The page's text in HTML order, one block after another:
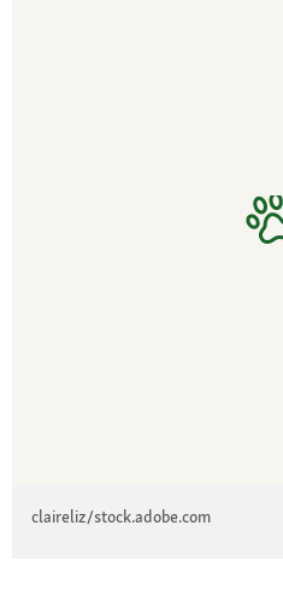
claireliz/stock.adobe.com